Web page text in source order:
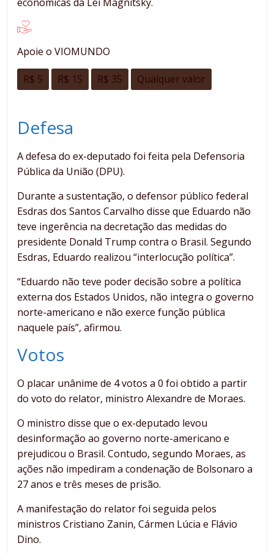
Apoie o VIOMUNDO
R$ 5 R$ 15 R$ 35 Qualquer valor
Defesa
A defesa do ex-deputado foi feita pela Defensoria
Pública da União (DPU).
Durante a sustentação, o defensor público federal
Esdras dos Santos Carvalho disse que Eduardo não
teve ingerência na decretação das medidas do
presidente Donald Trump contra o Brasil. Segundo
Esdras, Eduardo realizou “interlocução política”.
“Eduardo não teve poder decisão sobre a política
externa dos Estados Unidos, não integra o governo
norte-americano e não exerce função pública
naquele país”, afirmou.
Votos
O placar unânime de 4 votos a 0 foi obtido a partir
do voto do relator, ministro Alexandre de Moraes.
O ministro disse que o ex-deputado levou
desinformação ao governo norte-americano e
prejudicou o Brasil. Contudo, segundo Moraes, as
ações não impediram a condenação de Bolsonaro a
27 anos e três meses de prisão.
A manifestação do relator foi seguida pelos
ministros Cristiano Zanin, Cármen Lúcia e Flávio
Dino.